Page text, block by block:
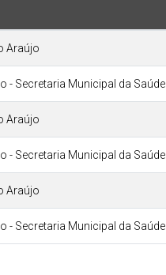
Araújo
- Secretaria Municipal da Saúde
Araújo
- Secretaria Municipal da Saúde
Araújo
- Secretaria Municipal da Saúde